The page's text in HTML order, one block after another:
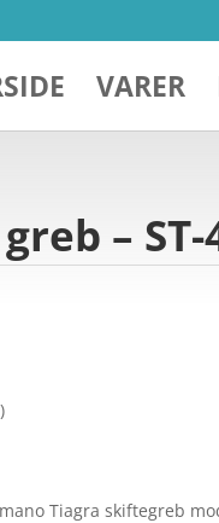
VARER
– ST-
Tiagra skiftegreb